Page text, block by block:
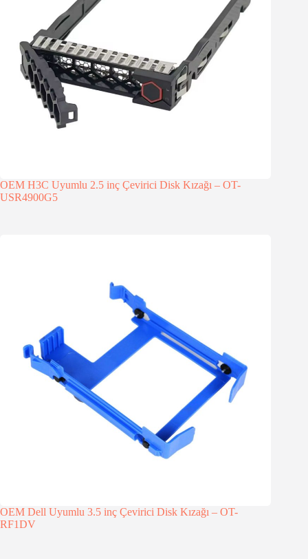
OEM H3C Uyumlu 2.5 inç Çevirici Disk Kızağı – OT-
USR4900G5
OEM Dell Uyumlu 3.5 inç Çevirici Disk Kızağı – OT-
RF1DV